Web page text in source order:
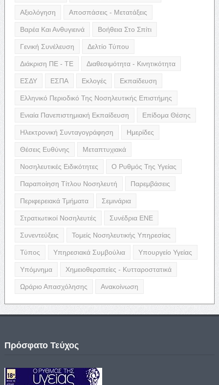
Αξιολόγηση Αποσπάσεις - Μετατάξεις
Βαρέα Και Ανθυγιεινά Βοήθεια Στο Σπίτι
Γενική Συνέλευση Δελτίο Τύπου
Διάκριση ΠΕ - ΤΕ Διαθεσιμότητα - Κινητικότητα
ΕΣΔΥ ΕΣΠΑ Εκλογές Εκπαίδευση
Ελληνικό Περιοδικό Της Νοσηλευτικής Επιστήμης
Ενιαία Πανεπιστημιακή Εκπαίδευση Επίδομα Θέσης
Ηλεκτρονική Συνταγογράφηση Ημερίδες
Θέσεις Ευθύνης Μεταπτυχιακά
Νοσηλευτικές Ειδικότητες Ο Ρυθμός Της Υγείας
Παραποίηση Τίτλου Νοσηλευτή Παρεμβάσεις
Περιφερειακά Τμήματα Σεμινάρια
Στρατιωτικοί Νοσηλευτές Συνέδρια ΕΝΕ
Συνεντεύξεις Τομείς Νοσηλευτικής Υπηρεσίας
Τύπος Υπηρεσιακά Συμβούλια Υπουργείο Υγείας
Υπόμνημα Χημειοθεραπείες - Κυτταροστατικά
Ωράριο Απασχόλησης Ανακοίνωση
Πρόσφατο Τεύχος